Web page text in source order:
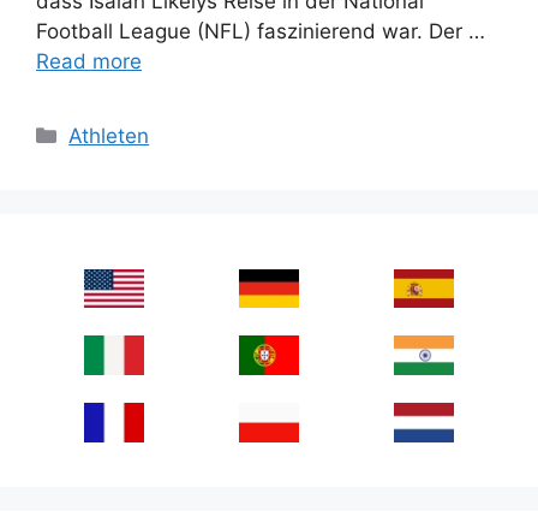
Football League (NFL) faszinierend war. Der …
Read more
Categories
Athleten